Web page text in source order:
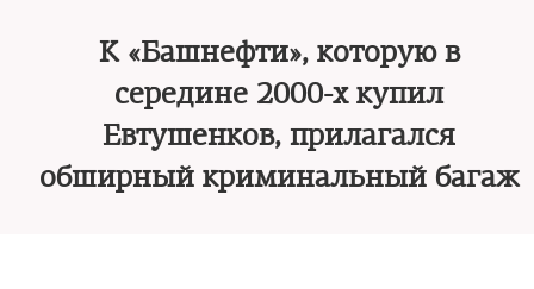
К «Башнефти», которую в
середине 2000-х купил
Евтушенков, прилагался
обширный криминальный багаж